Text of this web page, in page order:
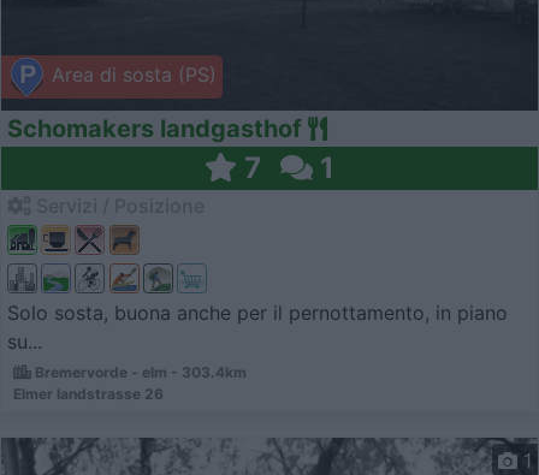
Area di sosta (PS)
Schomakers landgasthof
7 1
Solo sosta, buona anche per il pernottamento, in piano
su...
Bremervorde - elm - 303.4km
Elmer landstrasse 26
1